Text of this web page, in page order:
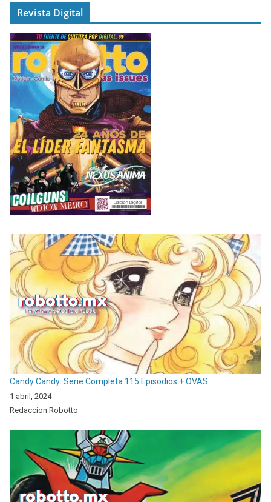
Revista Digital
Candy Candy: Serie Completa 115 Episodios + OVAS
1 abril, 2024
Redaccion Robotto